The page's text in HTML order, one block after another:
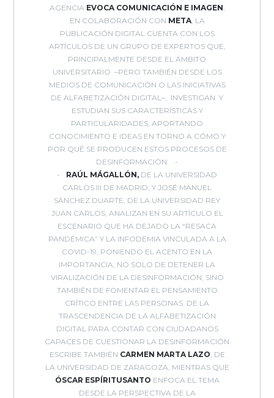
AGENCIA EVOCA COMUNICACIÓN E IMAGEN
EN COLABORACIÓN CON META, LA
PUBLICACIÓN DIGITAL CUENTA CON LOS
ARTÍCULOS DE UN GRUPO DE EXPERTOS QUE,
PRINCIPALMENTE DESDE EL ÁMBITO
UNIVERSITARIO –PERO TAMBIÉN DESDE LOS
MEDIOS DE COMUNICACIÓN O LAS INICIATIVAS
DE ALFABETIZACIÓN DIGITAL–, INVESTIGAN Y
ESTUDIAN SUS CARACTERÍSTICAS Y
PARTICULARIDADES, APORTANDO
CONOCIMIENTO E IDEAS EN TORNO A CÓMO Y
POR QUÉ SE PRODUCEN ESTOS PROCESOS DE
DESINFORMACIÓN.
RAÚL MÁGALLÓN, DE LA UNIVERSIDAD
CARLOS III DE MADRID, Y JOSÉ MANUEL
SÁNCHEZ DUARTE, DE LA UNIVERSIDAD REY
JUAN CARLOS, ANALIZAN EN SU ARTÍCULO EL
ESCENARIO QUE HA DEJADO LA “RESACA
PANDÉMICA” Y LA INFODEMIA VINCULADA A LA
COVID-19, PONIENDO EL ACENTO EN LA
IMPORTANCIA, NO SOLO DE DETENER LA
VIRALIZACIÓN DE LA DESINFORMACIÓN, SINO
TAMBIÉN DE FOMENTAR EL PENSAMIENTO
CRÍTICO ENTRE LAS PERSONAS. DE LA
TRASCENDENCIA DE LA ALFABETIZACIÓN
DIGITAL PARA CONTAR CON CIUDADANOS
CAPACES DE CUESTIONAR LA DESINFORMACIÓN
ESCRIBE TAMBIÉN CARMEN MARTA LAZO , DE
LA UNIVERSIDAD DE ZARAGOZA, MIENTRAS QUE
ÓSCAR ESPÍRITUSANTO ENFOCA EL TEMA
DESDE LA PERSPECTIVA DE LA